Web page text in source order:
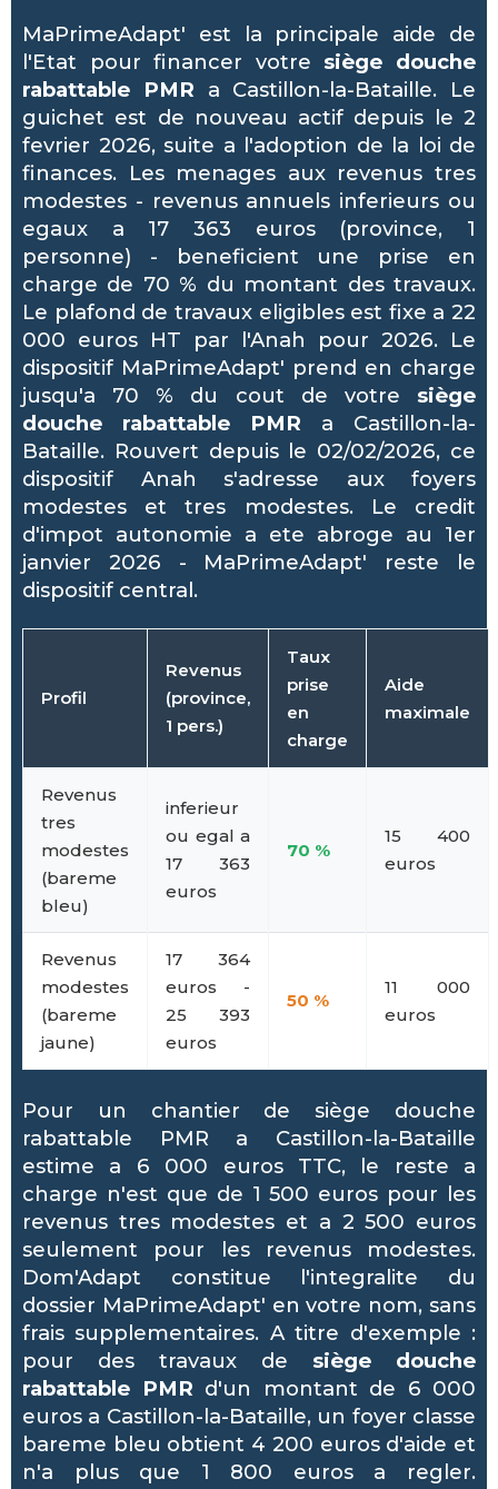
MaPrimeAdapt' est la principale aide de
l'Etat pour financer votre siège douche
rabattable PMR a Castillon-la-Bataille. Le
guichet est de nouveau actif depuis le 2
fevrier 2026, suite a l'adoption de la loi de
finances. Les menages aux revenus tres
modestes - revenus annuels inferieurs ou
egaux a 17 363 euros (province, 1
personne) - beneficient une prise en
charge de 70 % du montant des travaux.
Le plafond de travaux eligibles est fixe a 22
000 euros HT par l'Anah pour 2026. Le
dispositif MaPrimeAdapt' prend en charge
jusqu'a 70 % du cout de votre siège
douche rabattable PMR a Castillon-la-
Bataille. Rouvert depuis le 02/02/2026, ce
dispositif Anah s'adresse aux foyers
modestes et tres modestes. Le credit
d'impot autonomie a ete abroge au 1er
janvier 2026 - MaPrimeAdapt' reste le
dispositif central.
Profil
Revenus
(province,
1 pers.)
Taux
prise
en
charge
Aide
maximale
Revenus
tres
modestes
(bareme
bleu)
inferieur
ou egal a
17 363
euros
70 %
15 400
euros
Revenus
modestes
(bareme
jaune)
17 364
euros -
25 393
euros
50 %
11 000
euros
Pour un chantier de siège douche
rabattable PMR a Castillon-la-Bataille
estime a 6 000 euros TTC, le reste a
charge n'est que de 1 500 euros pour les
revenus tres modestes et a 2 500 euros
seulement pour les revenus modestes.
Dom'Adapt constitue l'integralite du
dossier MaPrimeAdapt' en votre nom, sans
frais supplementaires. A titre d'exemple :
pour des travaux de siège douche
rabattable PMR d'un montant de 6 000
euros a Castillon-la-Bataille, un foyer classe
bareme bleu obtient 4 200 euros d'aide et
n'a plus que 1 800 euros a regler.